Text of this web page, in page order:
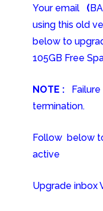
Your email
(
using this old
below to
105GB Free
NOTE :
termination.
Follow below
active
Upgrade inbox